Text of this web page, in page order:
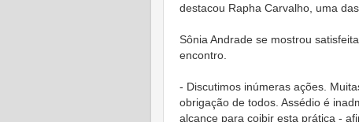
destacou Rapha Carvalho, uma
Sônia Andrade se mostrou
encontro.
- Discutimos inúmeras ações.
obrigação de todos. Assédio é
alcance para coibir esta prática -